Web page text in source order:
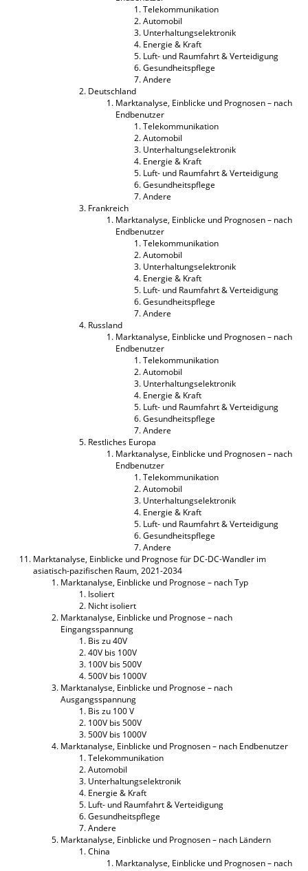
Telekommunikation
Automobil
Unterhaltungselektronik
Energie & Kraft
Luft- und Raumfahrt & Verteidigung
Gesundheitspflege
Andere
Deutschland
Marktanalyse, Einblicke und Prognosen – nach
Endbenutzer
Telekommunikation
Automobil
Unterhaltungselektronik
Energie & Kraft
Luft- und Raumfahrt & Verteidigung
Gesundheitspflege
Andere
Frankreich
Marktanalyse, Einblicke und Prognosen – nach
Endbenutzer
Telekommunikation
Automobil
Unterhaltungselektronik
Energie & Kraft
Luft- und Raumfahrt & Verteidigung
Gesundheitspflege
Andere
Russland
Marktanalyse, Einblicke und Prognosen – nach
Endbenutzer
Telekommunikation
Automobil
Unterhaltungselektronik
Energie & Kraft
Luft- und Raumfahrt & Verteidigung
Gesundheitspflege
Andere
Restliches Europa
Marktanalyse, Einblicke und Prognosen – nach
Endbenutzer
Telekommunikation
Automobil
Unterhaltungselektronik
Energie & Kraft
Luft- und Raumfahrt & Verteidigung
Gesundheitspflege
Andere
Marktanalyse, Einblicke und Prognose für DC-DC-Wandler im
asiatisch-pazifischen Raum, 2021-2034
Marktanalyse, Einblicke und Prognose – nach Typ
Isoliert
Nicht isoliert
Marktanalyse, Einblicke und Prognose – nach
Eingangsspannung
Bis zu 40V
40V bis 100V
100V bis 500V
500V bis 1000V
Marktanalyse, Einblicke und Prognose – nach
Ausgangsspannung
Bis zu 100 V
100V bis 500V
500V bis 1000V
Marktanalyse, Einblicke und Prognosen – nach Endbenutzer
Telekommunikation
Automobil
Unterhaltungselektronik
Energie & Kraft
Luft- und Raumfahrt & Verteidigung
Gesundheitspflege
Andere
Marktanalyse, Einblicke und Prognosen – nach Ländern
China
Marktanalyse, Einblicke und Prognosen – nach